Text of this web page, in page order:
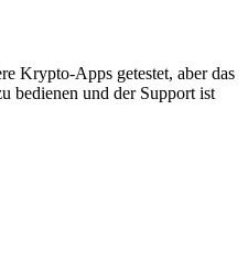
Krypto-Apps getestet, aber das
bedienen und der Support ist